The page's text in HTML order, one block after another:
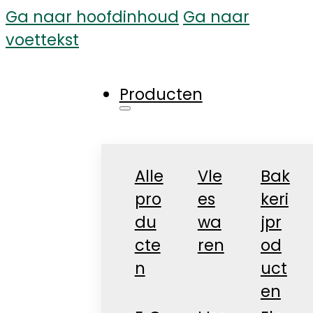
Ga naar hoofdinhoud Ga naar
voettekst
Producten
Alle
pro
du
cte
n
Vle
es
wa
ren
Bak
keri
jpr
od
uct
en